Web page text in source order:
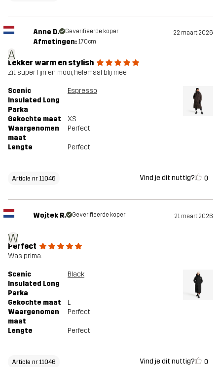
A
Anne D. Geverifieerde koper 22 maart 2026
Afmetingen: 170cm
Lekker warm en stylish
Zit super fijn en mooi, helemaal blij mee
Scenic
Insulated Long
Parka
Espresso
Gekochte maat
XS
Waargenomen
maat
Perfect
Lengte Perfect
Article nr 11046 Vind je dit nuttig? 0
W
Wojtek R. Geverifieerde koper 21 maart 2026
Perfect
Was prima.
Scenic
Insulated Long
Parka
Black
Gekochte maat
L
Waargenomen
maat
Perfect
Lengte Perfect
Article nr 11046 Vind je dit nuttig? 0